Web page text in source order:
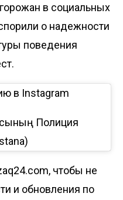
в социальных
о надежности
поведения
в Instagram
Полиция
чтобы не
и обновления по